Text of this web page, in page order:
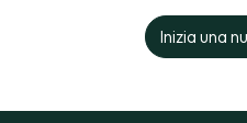
Inizia una